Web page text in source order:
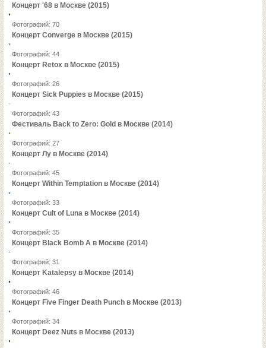
Концерт '68 в Москве (2015)
Фотографий: 70
Концерт Converge в Москве (2015)
Фотографий: 44
Концерт Retox в Москве (2015)
Фотографий: 26
Концерт Sick Puppies в Москве (2015)
Фотографий: 43
Фестиваль Back to Zero: Gold в Москве (2014)
Фотографий: 27
Концерт Лу в Москве (2014)
Фотографий: 45
Концерт Within Temptation в Москве (2014)
Фотографий: 33
Концерт Cult of Luna в Москве (2014)
Фотографий: 35
Концерт Black Bomb A в Москве (2014)
Фотографий: 31
Концерт Katalepsy в Москве (2014)
Фотографий: 46
Концерт Five Finger Death Punch в Москве (2013)
Фотографий: 34
Концерт Deez Nuts в Москве (2013)